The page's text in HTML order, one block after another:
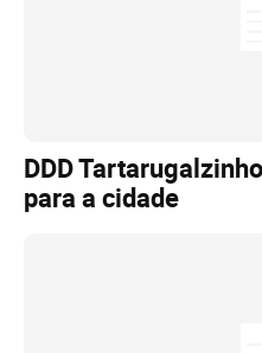
DDD
para a cidade